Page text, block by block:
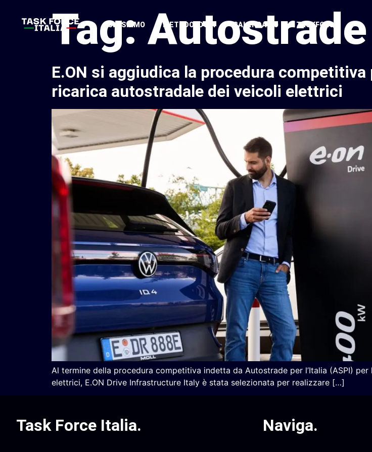
CHI SIAMO METODOLOGIA CALENDARIO TASKFORCE
Tag:
E.ON si aggiudica la procedura
ricarica autostradale dei veicoli elettrici
Al termine della procedura competitiva indetta da Autostrade per l’Italia (ASPI)
elettrici, E.ON Drive Infrastructure Italy è stata selezionata per realizzare […]
Task Force Italia. Naviga.